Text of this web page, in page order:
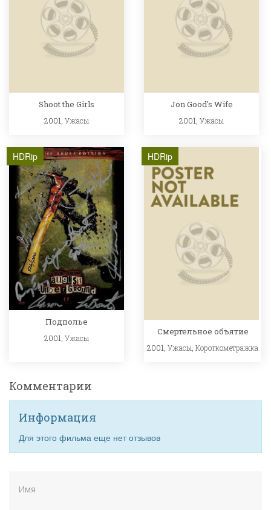
Shoot the Girls
2001, Ужасы
Jon Good's Wife
2001,Ужасы
HDRip
Подполье
2001, Ужасы
HDRip
Смертельное объятие
2001,Ужасы ,Короткометражка
Комментарии
Информация
Для этого фильма еще нет отзывов